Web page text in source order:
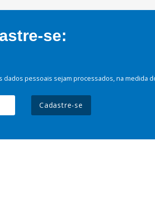
se:
pessoais sejam processados, na medida
Cadastre-se